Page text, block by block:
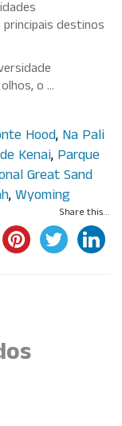
destinos
o …
Hood, Na Pali
Kenai, Parque
Great Sand
, Wyoming
Share this...